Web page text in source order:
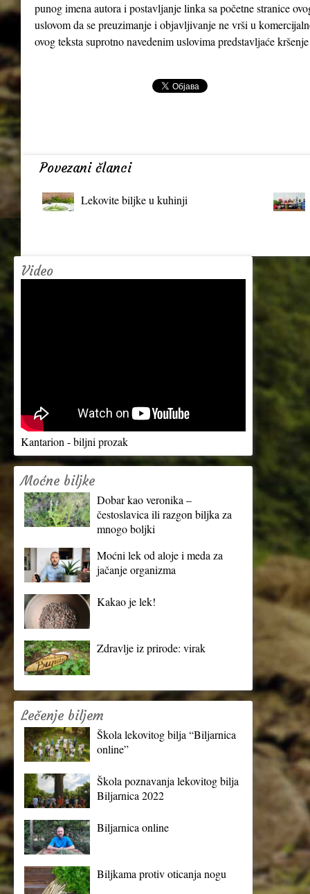
punog imena autora i postavljanje linka sa početne stranice
uslovom da se preuzimanje i objavljivanje ne vrši u
ovog teksta suprotno navedenim uslovima predstavljaće
Povezani članci
Lekovite biljke u kuhinji
Video
Kantarion - biljni prozak
Moćne biljke
Dobar kao veronika –
čestoslavica ili razgon biljka za
mnogo boljki
Moćni lek od aloje i meda za
jačanje organizma
Kakao je lek!
Zdravlje iz prirode: virak
Lečenje biljem
Škola lekovitog bilja “Biljarnica
online”
Škola poznavanja lekovitog bilja
Biljarnica 2022
Biljarnica online
Biljkama protiv oticanja nogu